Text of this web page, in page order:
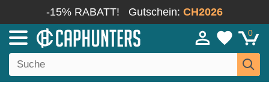
-15% RABATT! Gutschein: CH2026
0